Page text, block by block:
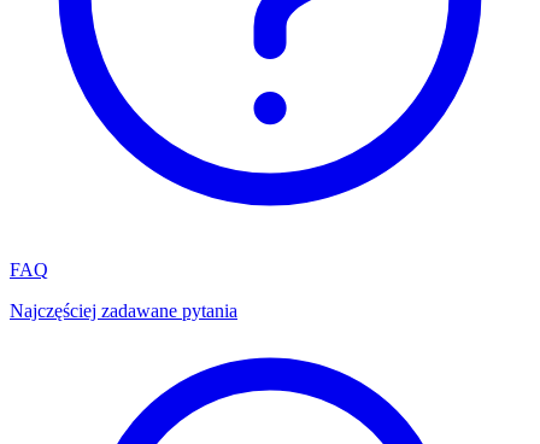
FAQ
Najczęściej zadawane pytania